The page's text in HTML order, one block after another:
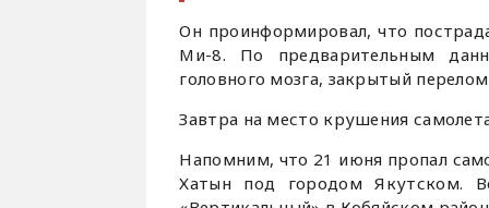
Он проинформировал, что
Ми-8. По предварительным
головного мозга, закрытый
Завтра на место крушения
Напомним, что 21 июня пропал
Хатын под городом Якутском.